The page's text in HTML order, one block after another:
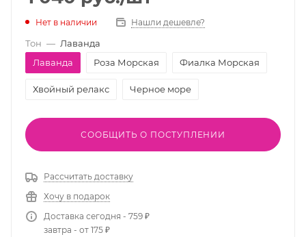
Нет в наличии Нашли дешевле?
Тон — Лаванда
Лаванда
Роза Морская Фиалка Морская
Хвойный релакс Черное море
СООБЩИТЬ О ПОСТУПЛЕНИИ
Рассчитать доставку
Хочу в подарок
Доставка сегодня - 759 ₽
завтра - от 175 ₽